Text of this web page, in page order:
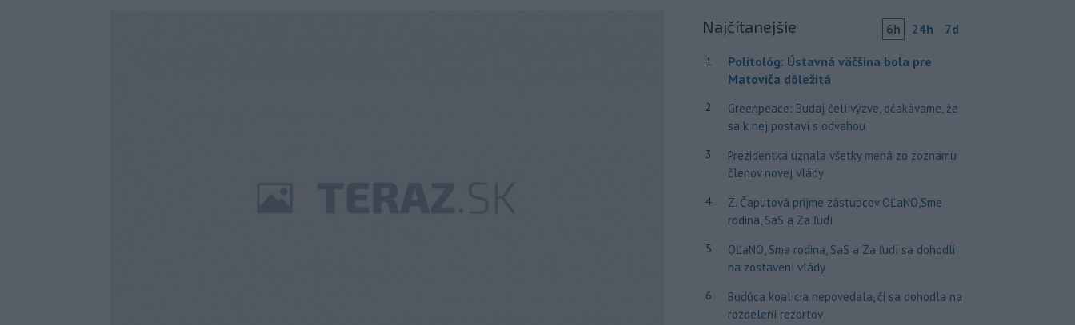
Najčítanejšie 6h 24h 7d
1
Politológ: Ústavná väčšina bola pre
Matoviča dôležitá
2
Greenpeace: Budaj čelí výzve, očakávame, že
sa k nej postaví s odvahou
3
Prezidentka uznala všetky mená zo zoznamu
členov novej vlády
4
Z. Čaputová prijme zástupcov OĽaNO,Sme
rodina, SaS a Za ľudí
5
OĽaNO, Sme rodina, SaS a Za ľudí sa dohodli
na zostavení vlády
6
Budúca koalícia nepovedala, či sa dohodla na
rozdelení rezortov